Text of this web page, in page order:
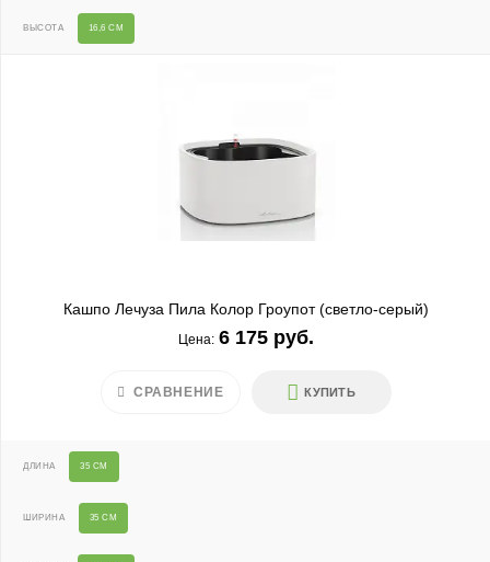
ВЫСОТА 16,6 СМ
Кашпо Лечуза Пила Колор Гроупот (светло-серый)
Цена: 6 175 руб.
КУПИТЬ
СРАВНЕНИЕ
ДЛИНА 35 СМ
ШИРИНА 35 СМ